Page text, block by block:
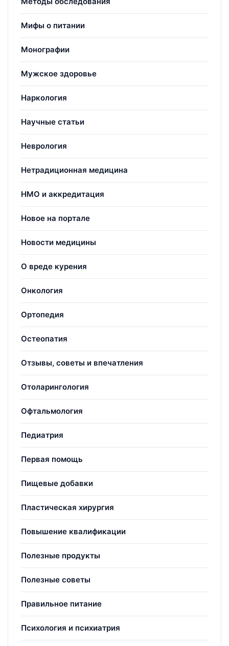
Мифы о питании
Монографии
Мужское здоровье
Наркология
Научные статьи
Неврология
Нетрадиционная медицина
НМО и аккредитация
Новое на портале
Новости медицины
О вреде курения
Онкология
Ортопедия
Остеопатия
Отзывы, советы и впечатления
Отоларингология
Офтальмология
Педиатрия
Первая помощь
Пищевые добавки
Пластическая хирургия
Повышение квалификации
Полезные продукты
Полезные советы
Правильное питание
Психология и психиатрия